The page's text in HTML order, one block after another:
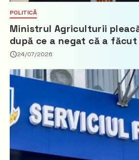
POLITICĂ
Ministrul Agriculturii
după ce a negat că a
Partidul Democrat
24/07/2026